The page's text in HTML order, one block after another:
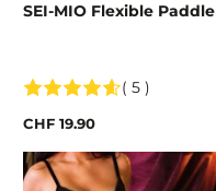
SEI-MIO Flexible Paddle
( 5 )
CHF 19.90